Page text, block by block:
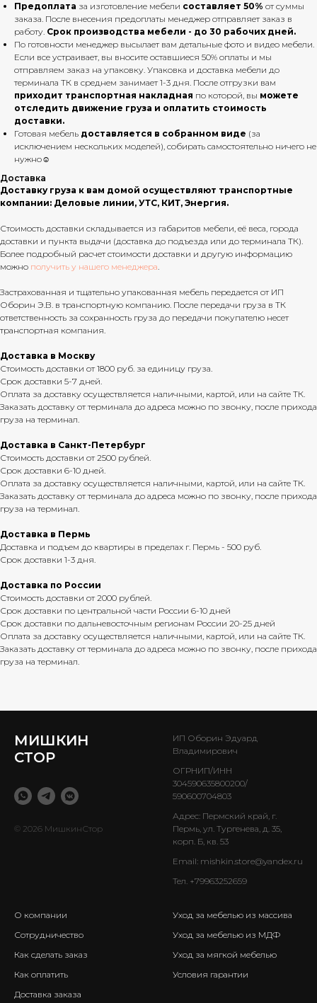
Предоплата за изготовление мебели составляет 50% от суммы
заказа. После внесения предоплаты менеджер отправляет заказ в
работу. Срок производства мебели - до 30 рабочих дней.
По готовности менеджер высылает вам детальные фото и видео мебели.
Если все устраивает, вы вносите оставшиеся 50% оплаты и мы
отправляем заказ на упаковку. Упаковка и доставка мебели до
терминала ТК в среднем занимает 1-3 дня. После отгрузки вам
приходит транспортная накладная по которой, вы можете
отследить движение груза и оплатить стоимость
доставки.
Готовая мебель доставляется в собранном виде (за
исключением нескольких моделей), собирать самостоятельно ничего не
нужно☺
Доставка
Доставку груза к вам домой осуществляют транспортные
компании: Деловые линии, УТС, КИТ, Энергия.
Стоимость доставки складывается из габаритов мебели, её веса, города
доставки и пункта выдачи (доставка до подъезда или до терминала ТК).
Более подробный расчет стоимости доставки и другую информацию
можно получить у нашего менеджера.
Застрахованная и тщательно упакованная мебель передается от ИП
Оборин Э.В. в транспортную компанию. После передачи груза в ТК
ответственность за сохранность груза до передачи покупателю несет
транспортная компания.
Доставка в Москву
Стоимость доставки от 1800 руб. за единицу груза.
Срок доставки 5-7 дней.
Оплата за доставку осуществляется наличными, картой, или на сайте ТК.
Заказать доставку от терминала до адреса можно по звонку, после прихода
груза на терминал.
Доставка в Санкт-Петербург
Стоимость доставки от 2500 рублей.
Срок доставки 6-10 дней.
Оплата за доставку осуществляется наличными, картой, или на сайте ТК.
Заказать доставку от терминала до адреса можно по звонку, после прихода
груза на терминал.
Доставка в Пермь
Доставка и подъем до квартиры в пределах г. Пермь - 500 руб.
Срок доставки 1-3 дня.
Доставка по России
Стоимость доставки от 2000 рублей.
Срок доставки по центральной части России 6-10 дней
Срок доставки по дальневосточным регионам России 20-25 дней
Оплата за доставку осуществляется наличными, картой, или на сайте ТК.
Заказать доставку от терминала до адреса можно по звонку, после прихода
груза на терминал.
МИШКИН
СТОР
© 2026 МишкинСтор
ИП Оборин Эдуард
Владимирович
ОГРНИП/ИНН
304590635800200/
590600704803
Адрес: Пермский край, г.
Пермь, ул. Тургенева, д. 35,
корп. Б, кв. 53
Email: mishkin.store@yandex.ru
Тел. +79963252659
О компании
Сотрудничество
Как сделать заказ
Как оплатить
Доставка заказа
Уход за мебелью из массива
Уход за мебелью из МДФ
Уход за мягкой мебелью
Условия гарантии